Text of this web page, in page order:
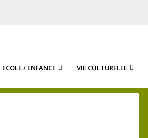
ECOLE / ENFANCE VIE CULTURELLE